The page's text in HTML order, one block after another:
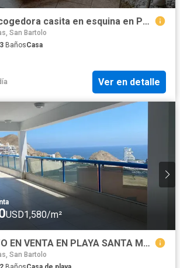
Vendo linda y acogedora casita en esquina en Punta Negra
San Bartolo
3 BañosCasa
Ver en detalle
USD1,580/m²
DEPARTAMENTO EN VENTA EN PLAYA SANTA MARIA DEL MAR
San Bartolo